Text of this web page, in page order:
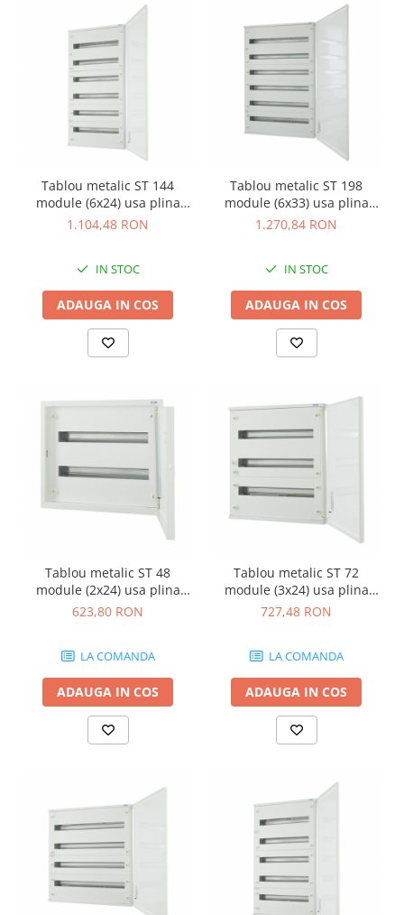
Tablou metalic ST 144
module (6x24) usa plina
IP30 Eaton alb BF-U-6/144-C
1.104,48 RON
IN STOC
ADAUGA IN COS
Tablou metalic ST 198
module (6x33) usa plina
IP30 Eaton alb BF-U-6/198-C
1.270,84 RON
IN STOC
ADAUGA IN COS
Tablou metalic ST 48
module (2x24) usa plina
IP30 Eaton gri BF-U-2/48-G-
623,80 RON
LA COMANDA
ADAUGA IN COS
Tablou metalic ST 72
module (3x24) usa plina
IP30 Eaton gri BF-U-3/72-G-
727,48 RON
LA COMANDA
ADAUGA IN COS